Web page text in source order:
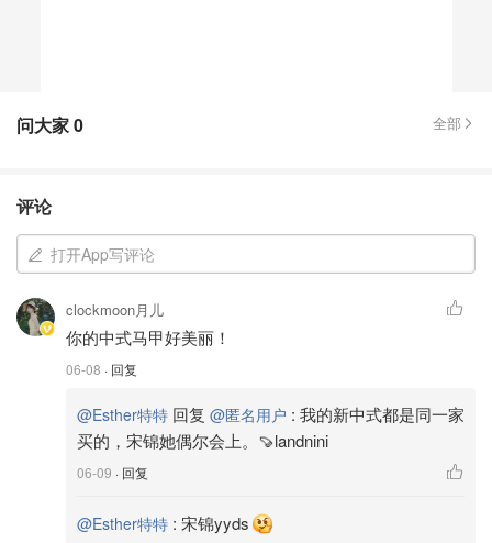
问大家0 全部
评论
打开App写评论
clockmoon月儿
你的中式马甲好美丽！
06-08 · 回复
@Esther特特 回复 @匿名用户 : 我的新中式都是同一家
买的，宋锦她偶尔会上。🍠landnini
06-09 · 回复
@Esther特特 : 宋锦yyds